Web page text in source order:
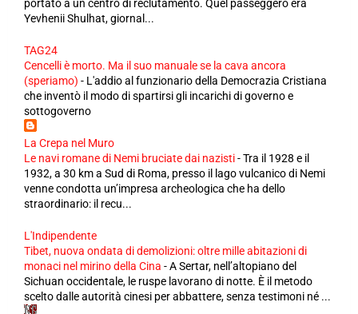
portato a un centro di reclutamento. Quel passeggero era
Yevhenii Shulhat, giornal...
TAG24
Cencelli è morto. Ma il suo manuale se la cava ancora
(speriamo) - L'addio al funzionario della Democrazia Cristiana
che inventò il modo di spartirsi gli incarichi di governo e
sottogoverno
La Crepa nel Muro
Le navi romane di Nemi bruciate dai nazisti-Tra il 1928 e il
1932, a 30 km a Sud di Roma, presso il lago vulcanico di Nemi
venne condotta un’impresa archeologica che ha dello
straordinario: il recu...
L'Indipendente
Tibet, nuova ondata di demolizioni: oltre mille abitazioni di
monaci nel mirino della Cina -A Sertar, nell’altopiano del
Sichuan occidentale, le ruspe lavorano di notte. È il metodo
scelto dalle autorità cinesi per abbattere, senza testimoni né ...